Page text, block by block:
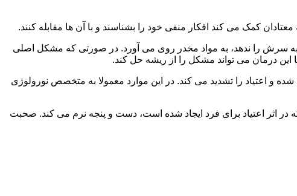
کمک می کند افکار منفی خود را بشناسند و با آن ها مقابله کنند.
به سرش را ندهد، به مواد مخدر روی می آورد. در صورتی که مشکل اصلی
این درمان می تواند مشکل را از ریشه حل کند.
شده و اعتیاد را تشدید می کند. در این موارد معمولا به متخصص نورولوژی
در اثر اعتیاد برای فرد ایجاد شده است، دست و پنجه نرم می کند. صحبت